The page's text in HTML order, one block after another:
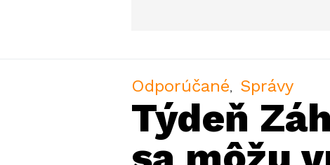
Odporúčané Správy
Týdeň